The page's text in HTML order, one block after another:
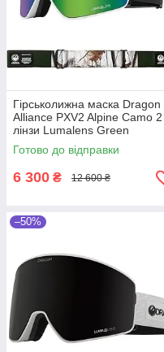
Гірськолижна маска Dragon
Alliance PXV2 Alpine Camo 2
лінзи Lumalens Green
Ionized/Lumalens Amber
(Уцінка)
Готово до відправки
6 300 ₴ 12 600 ₴
–50%